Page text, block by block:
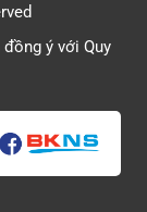
đồng ý với Quy